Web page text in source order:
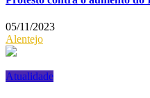
05/11/2023
Alentejo
Atualidade